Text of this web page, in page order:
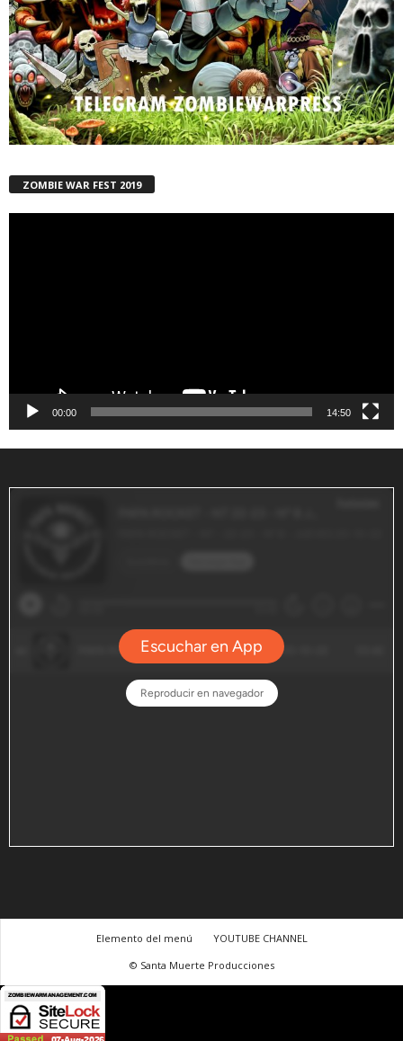
ZOMBIE WAR FEST 2019
00:00 14:50
Elemento del menú
YOUTUBE CHANNEL
© Santa Muerte Producciones